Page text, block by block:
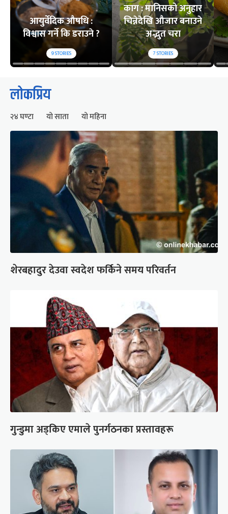
आयुर्वेदिक औषधि :
विश्वास गर्ने कि डराउने ?
9STORIES
काग : मानिसको अनुहार
चिन्नेदेखि औजार बनाउने
अद्भुत चरा
7STORIES
लोकप्रिय
२४ घण्टा यो साता यो महिना
शेरबहादुर देउवा स्वदेश फर्किने समय परिवर्तन
गुन्डुमा अड्किए एमाले पुनर्गठनका प्रस्तावहरू